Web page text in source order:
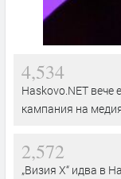
4,534
Haskovo.NET вече
кампания на
2,572
„Визия Х“ идва в